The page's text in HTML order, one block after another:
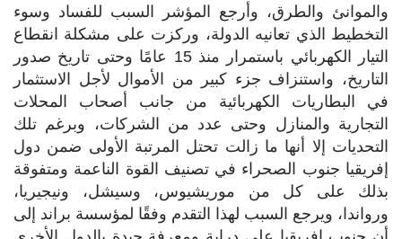
والموانئ والطرق، وأرجع المؤشر السبب للفساد وسوء
التخطيط الذي تعانيه الدولة، وركزت على مشكلة انقطاع
التيار الكهربائي باستمرار منذ 15 عامًا وحتى تاريخ صدور
التاريخ، واستنزاف جزء كبير من الأموال لأجل الاستثمار
في البطاريات الكهربائية من جانب أصحاب المحلات
التجارية والمنازل وحتى عدد من الشركات، وبرغم تلك
التحديات إلا أنها ما زالت تحتل المرتبة الأولى ضمن دول
إفريقيا جنوب الصحراء في تصنيف القوة الناعمة ومتفوقة
بذلك على كل من موريشيوس، وسيشل، ونيجيريا،
ورواندا، ويرجع السبب لهذا التقدم وفقًا لمؤسسة براند إلى